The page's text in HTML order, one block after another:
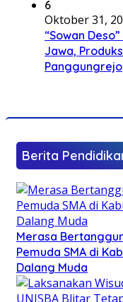
6
Oktober 31,
“Sowan
Jawa,
Panggungrejo
Berita
Merasa
Pemuda SMA di
Dalang Muda